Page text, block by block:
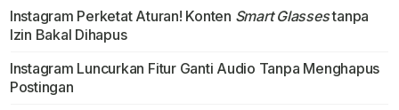
Instagram Perketat Aturan! Konten Smart Glassestanpa
Izin Bakal Dihapus
Instagram Luncurkan Fitur Ganti Audio Tanpa Menghapus
Postingan